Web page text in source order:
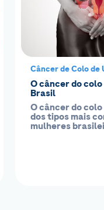
Câncer de Colo de
O câncer do
Brasil
O câncer do
dos tipos mais
mulheres